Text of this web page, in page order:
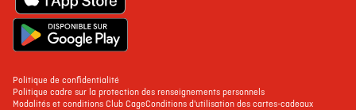
Politique de confidentialité
Politique cadre sur la protection des renseignements personnels
Modalités et conditions Club CageConditions d'utilisation des cartes-cadeaux